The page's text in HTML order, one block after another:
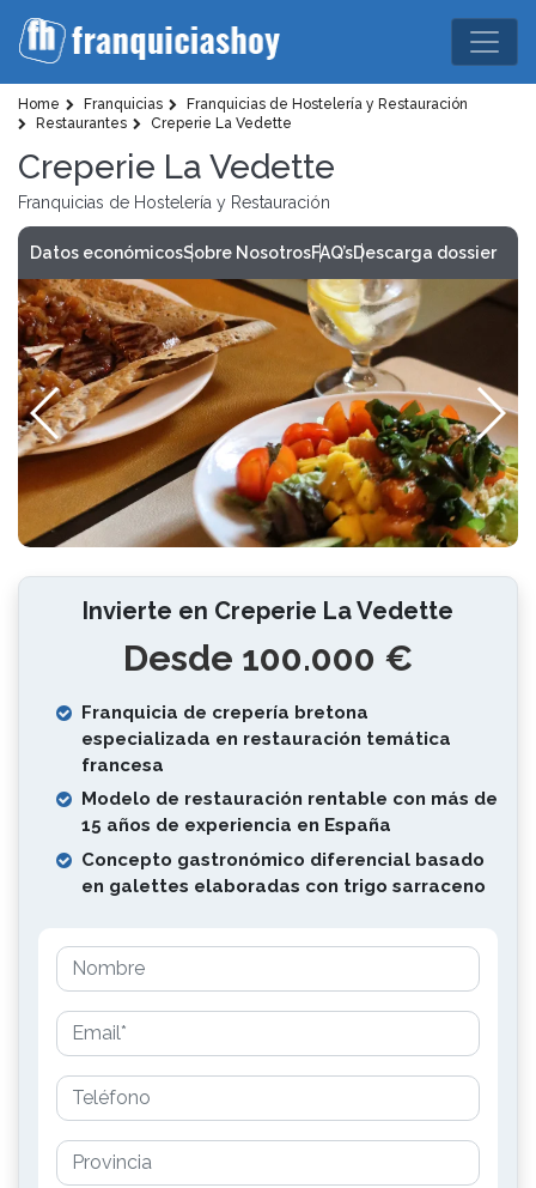
Home Franquicias
Franquicias de Hostelería y Restauración
Restaurantes
Creperie La Vedette
Creperie La Vedette
Franquicias de Hostelería y Restauración
Datos económicosSobre NosotrosFAQ’sDescarga dossier
Invierte en Creperie La Vedette
Desde 100.000 €
Franquicia de crepería bretona
especializada en restauración temática
francesa
Modelo de restauración rentable con más de
15 años de experiencia en España
Concepto gastronómico diferencial basado
en galettes elaboradas con trigo sarraceno